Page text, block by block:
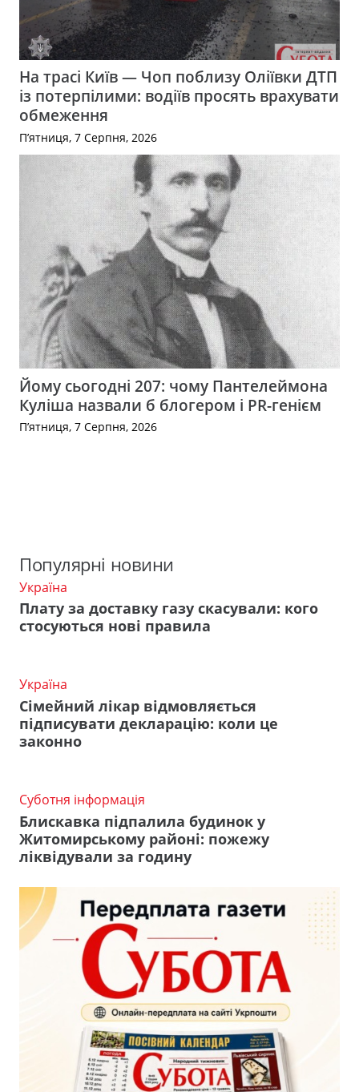
На трасі Київ — Чоп поблизу Оліївки ДТП
із потерпілими: водіїв просять врахувати
обмеження
П’ятниця, 7 Серпня, 2026
Йому сьогодні 207: чому Пантелеймона
Куліша назвали б блогером і PR-генієм
П’ятниця, 7 Серпня, 2026
Популярні новини
Україна
Плату за доставку газу скасували: кого
стосуються нові правила
Україна
Сімейний лікар відмовляється
підписувати декларацію: коли це
законно
Суботня інформація
Блискавка підпалила будинок у
Житомирському районі: пожежу
ліквідували за годину